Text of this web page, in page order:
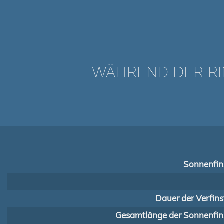
WÄHREND DER
Dauer der
Gesamtlänge der